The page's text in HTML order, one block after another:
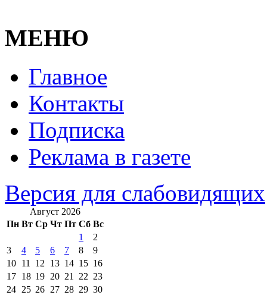
МЕНЮ
Главное
Контакты
Подписка
Реклама в газете
Версия для слабовидящих
Август 2026
Пн Вт Ср Чт Пт Сб Вс
1
2
3
4 5 6 7 8
9
10 11 12 13 14 15 16
17 18 19 20 21 22 23
24 25 26 27 28 29 30